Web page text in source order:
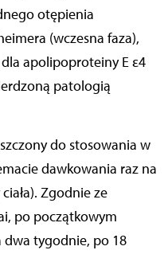
otępienia
(wczesna faza),
apolipoproteiny E ε4
patologią
do stosowania w
dawkowania raz na
Zgodnie ze
po początkowym
dwa tygodnie, po 18